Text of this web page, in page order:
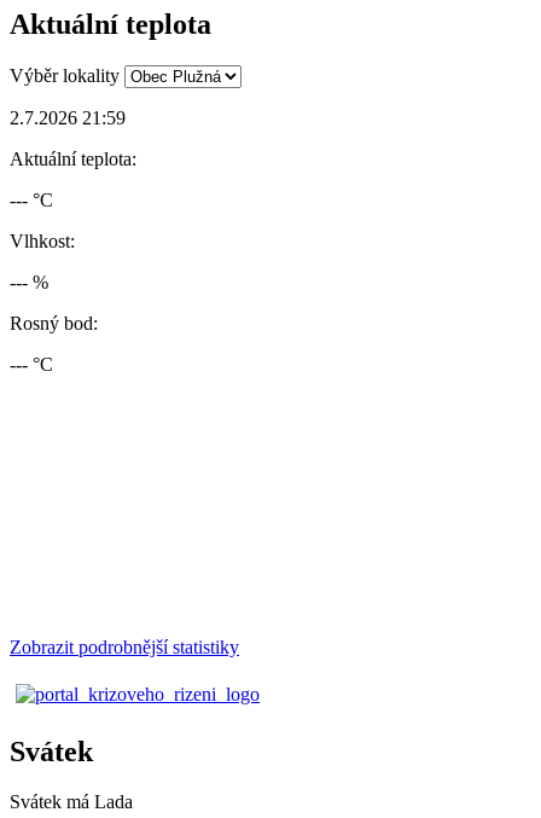
Aktuální teplota
Výběr lokality
2.7.2026 21:59
Aktuální teplota:
--- °C
Vlhkost:
--- %
Rosný bod:
--- °C
Zobrazit podrobnější statistiky
Svátek
Svátek má Lada